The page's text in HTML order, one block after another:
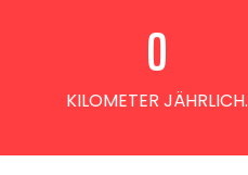
KILOMETER JÄHRLICH.
0